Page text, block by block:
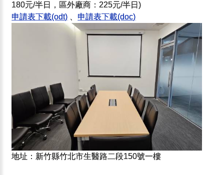
180元/半日，區外廠商：225元/半日)
申請表下載(odt) 、 申請表下載(doc)
地址：新竹縣竹北市生醫路二段150號一樓